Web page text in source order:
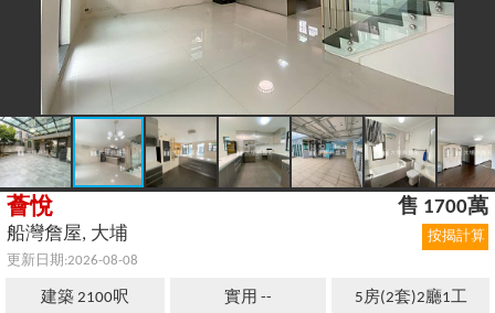
薈悅
船灣詹屋, 大埔
更新日期:2026-08-08
售 1700萬
按揭計算
建築 2100呎 實用 -- 5房(2套)2廳1工